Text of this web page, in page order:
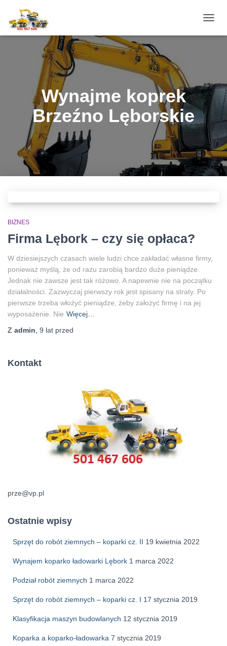
Wynajme koprek
Brzeźno Lęborskie
BIZNES
Firma Lębork – czy się opłaca?
W dziesiejszych czasach wiele ludzi chce zakładać własne firmy,
ponieważ myślą, że od razu zarobią bardzo duże pieniądze.
Jednak nie zawsze jest tak różowo. A napewnie nie na początku
działalności. Zazwyczaj pierwszy rok jest spisany na straty. Po
pierwsze trzeba włożyć pieniądze, żeby założyć firmę i na jej
wyposażenie. Nie Więcej…
Z admin 9 lat przed
Kontakt
prze@vp.pl
Ostatnie wpisy
Sprzęt do robót ziemnych – koparki cz. II 19 kwietnia 2022
Wynajem koparko ładowarki Lębork 1 marca 2022
Podział robót ziemnych 1 marca 2022
Sprzęt do robót ziemnych – koparki cz. I 17 stycznia 2019
Klasyfikacja maszyn budowlanych 12 stycznia 2019
Koparka a koparko-ładowarka 7 stycznia 2019